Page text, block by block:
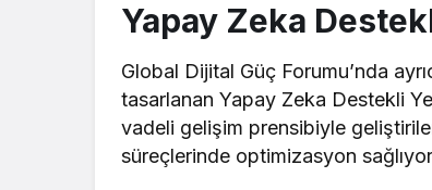
Yapay Zeka
Global Dijital Güç Forumu’nda
tasarlanan Yapay Zeka Destekli
vadeli gelişim prensibiyle
süreçlerinde optimizasyon